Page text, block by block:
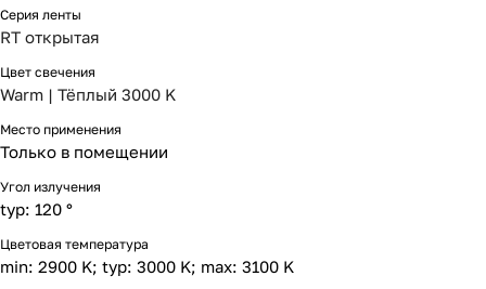
Серия ленты
RT открытая
Цвет свечения
Warm | Тёплый 3000 K
Место применения
Только в помещении
Угол излучения
typ: 120 °
Цветовая температура
min: 2900 K; typ: 3000 K; max: 3100 K